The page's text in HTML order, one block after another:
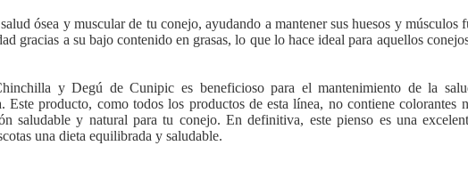
ósea y muscular de tu conejo, ayudando a mantener sus huesos y músculos
gracias a su bajo contenido en grasas, lo que lo hace ideal para aquellos
y Degú de Cunipic es beneficioso para el mantenimiento de la
producto, como todos los productos de esta línea, no contiene colorantes
saludable y natural para tu conejo. En definitiva, este pienso es una
una dieta equilibrada y saludable.